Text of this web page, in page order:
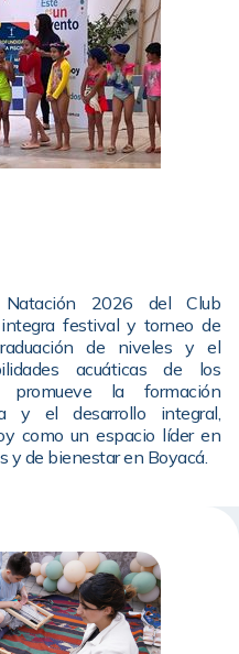
2026 del Club
festival y torneo de
de niveles y el
acuáticas de los
promueve la formación
y el desarrollo integral,
como un espacio líder en
y de bienestar en Boyacá.